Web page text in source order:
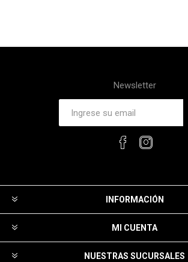
Newsletter
INFORMACIÓN
MI CUENTA
NUESTRAS SUCURSALES